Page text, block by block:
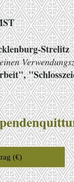
Strelitz